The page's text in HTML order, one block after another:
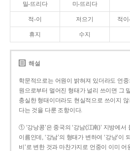
밀-뜨리다 미-뜨리다
적-이 저으기 적이
휴지 수지
해설
학문적으로는 어원이 밝혀져 있더라도 언
원으로부터 멀어진 형태가 널리 쓰이면 그
충실한 형태이더라도 현실적으로 쓰이지
다는 것을 다룬 조항이다.
① ‘강낭콩’은 중국의 ‘강남(江南)’ 지방에
이름인데, ‘강남’의 형태가 변하여 ‘강낭’이
비’로 변한 것과 마찬가지로 언중이 이미 어